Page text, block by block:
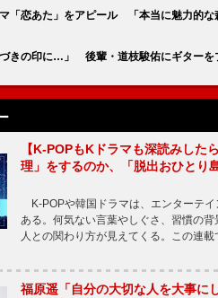
「恋あた」をアピール 「本当に魅力的な
きの印に…」 後輩・道枝駿佑にギターを
【K-POPもKドラマも深読みした
理」をするのか、「脱出おひとり
K-POPや韓国ドラマは、エンターテ
ある。何気ない言葉やしぐさ、習慣の背
人との関わり方が見えてくる。この連
福原遥「自分の大切な人を大事に